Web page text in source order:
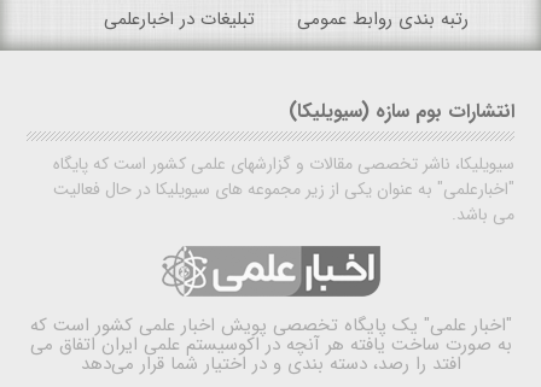
رتبه بندی روابط عمومی تبلیغات در اخبارعلمی
انتشارات بوم سازه (سیویلیکا)
سیویلیکا، ناشر تخصصی مقالات و گزارشهای علمی کشور است که پایگاه
"اخبارعلمی" به عنوان یکی از زیر مجموعه های سیویلیکا در حال فعالیت
می باشد.
"اخبار علمی" یک پایگاه تخصصی پویش اخبار علمی کشور است که
به صورت ساخت یافته هر آنچه در اکوسیستم علمی ایران اتفاق می
افتد را رصد، دسته بندی و در اختیار شما قرار می‌دهد